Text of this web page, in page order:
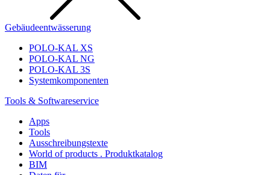
Gebäudeentwässerung
POLO-KAL XS
POLO-KAL NG
POLO-KAL 3S
Systemkomponenten
Tools & Softwareservice
Apps
Tools
Ausschreibungstexte
World of products . Produktkatalog
BIM